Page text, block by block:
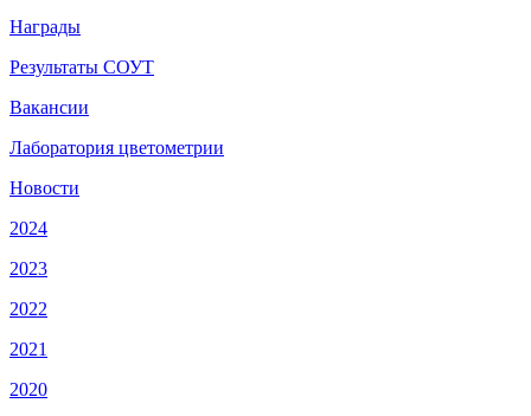
Награды
Результаты СОУТ
Вакансии
Лаборатория цветометрии
Новости
2024
2023
2022
2021
2020